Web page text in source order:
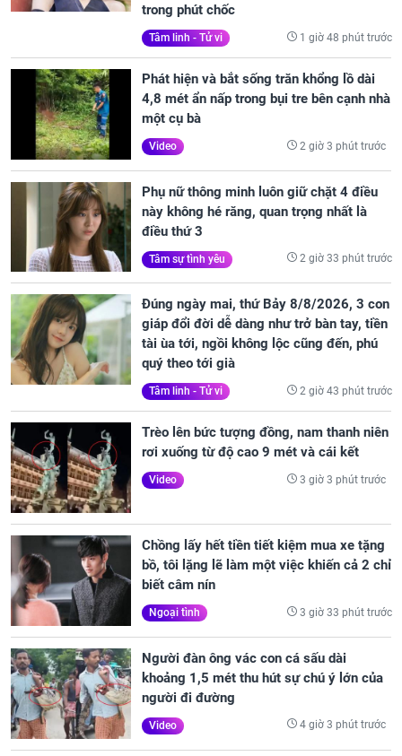
trong phút chốc
Tâm linh - Tử vi 1 giờ 48 phút trước
Phát hiện và bắt sống trăn khổng lồ dài
4,8 mét ẩn nấp trong bụi tre bên cạnh nhà
một cụ bà
Video 2 giờ 3 phút trước
Phụ nữ thông minh luôn giữ chặt 4 điều
này không hé răng, quan trọng nhất là
điều thứ 3
Tâm sự tình yêu 2 giờ 33 phút trước
Đúng ngày mai, thứ Bảy 8/8/2026, 3 con
giáp đổi đời dễ dàng như trở bàn tay, tiền
tài ùa tới, ngồi không lộc cũng đến, phú
quý theo tới già
Tâm linh - Tử vi 2 giờ 43 phút trước
Trèo lên bức tượng đồng, nam thanh niên
rơi xuống từ độ cao 9 mét và cái kết
Video 3 giờ 3 phút trước
Chồng lấy hết tiền tiết kiệm mua xe tặng
bồ, tôi lặng lẽ làm một việc khiến cả 2 chỉ
biết câm nín
Ngoại tình 3 giờ 33 phút trước
Người đàn ông vác con cá sấu dài
khoảng 1,5 mét thu hút sự chú ý lớn của
người đi đường
Video 4 giờ 3 phút trước